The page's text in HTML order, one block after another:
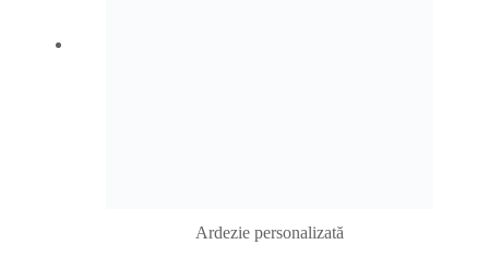
Ardezie personalizată